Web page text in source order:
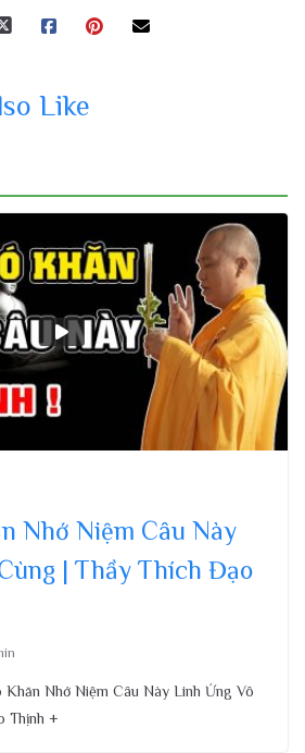
Like
Nhớ Niệm Câu Này
| Thầy Thích Đạo
Nhớ Niệm Câu Này Linh Ứng Vô
Thịnh +